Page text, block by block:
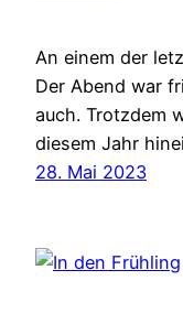
An einem der
Der Abend war
auch. Trotzdem
diesem Jahr
28. Mai 2023